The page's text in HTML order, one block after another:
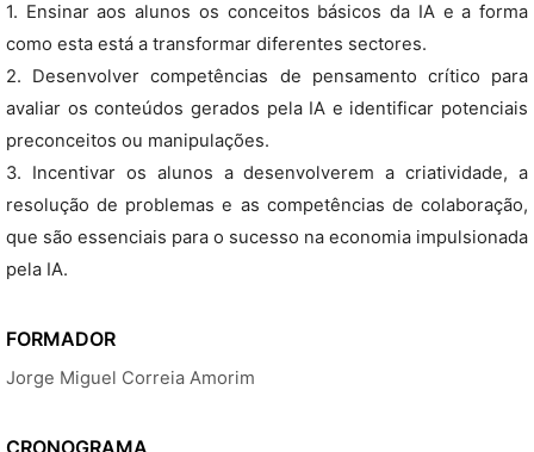
1. Ensinar aos alunos os conceitos básicos da IA e a forma
como esta está a transformar diferentes sectores.
2. Desenvolver competências de pensamento crítico para
avaliar os conteúdos gerados pela IA e identificar potenciais
preconceitos ou manipulações.
3. Incentivar os alunos a desenvolverem a criatividade, a
resolução de problemas e as competências de colaboração,
que são essenciais para o sucesso na economia impulsionada
pela IA.
FORMADOR
Jorge Miguel Correia Amorim
CRONOGRAMA